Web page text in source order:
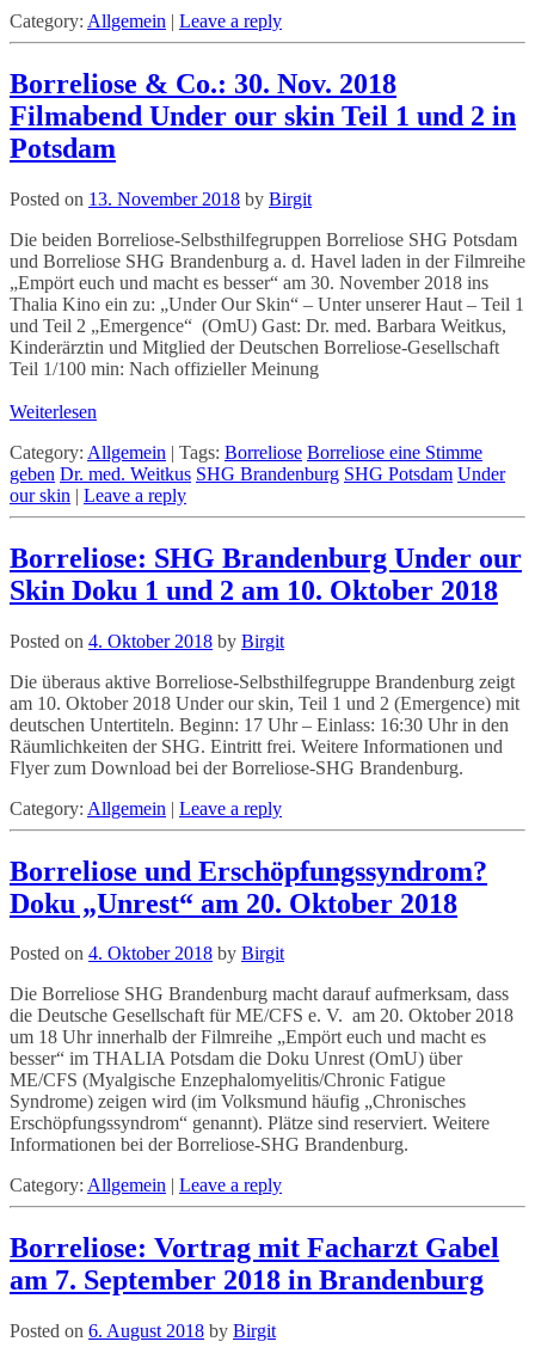
Category: Allgemein | Leave a reply
Borreliose & Co.: 30. Nov. 2018
Filmabend Under our skin Teil 1 und 2 in
Potsdam
Posted on 13. November 2018 by Birgit
Die beiden Borreliose-Selbsthilfegruppen Borreliose SHG Potsdam
und Borreliose SHG Brandenburg a. d. Havel laden in der Filmreihe
„Empört euch und macht es besser“ am 30. November 2018 ins
Thalia Kino ein zu: „Under Our Skin“ – Unter unserer Haut – Teil 1
und Teil 2 „Emergence“ (OmU) Gast: Dr. med. Barbara Weitkus,
Kinderärztin und Mitglied der Deutschen Borreliose-Gesellschaft
Teil 1/100 min: Nach offizieller Meinung
Weiterlesen
Category: Allgemein | Tags: Borreliose Borreliose eine Stimme
geben Dr. med. Weitkus SHG Brandenburg SHG Potsdam Under
our skin | Leave a reply
Borreliose: SHG Brandenburg Under our
Skin Doku 1 und 2 am 10. Oktober 2018
Posted on 4. Oktober 2018 by Birgit
Die überaus aktive Borreliose-Selbsthilfegruppe Brandenburg zeigt
am 10. Oktober 2018 Under our skin, Teil 1 und 2 (Emergence) mit
deutschen Untertiteln. Beginn: 17 Uhr – Einlass: 16:30 Uhr in den
Räumlichkeiten der SHG. Eintritt frei. Weitere Informationen und
Flyer zum Download bei der Borreliose-SHG Brandenburg.
Category: Allgemein | Leave a reply
Borreliose und Erschöpfungssyndrom?
Doku „Unrest“ am 20. Oktober 2018
Posted on 4. Oktober 2018 by Birgit
Die Borreliose SHG Brandenburg macht darauf aufmerksam, dass
die Deutsche Gesellschaft für ME/CFS e. V. am 20. Oktober 2018
um 18 Uhr innerhalb der Filmreihe „Empört euch und macht es
besser“ im THALIA Potsdam die Doku Unrest (OmU) über
ME/CFS (Myalgische Enzephalomyelitis/Chronic Fatigue
Syndrome) zeigen wird (im Volksmund häufig „Chronisches
Erschöpfungssyndrom“ genannt). Plätze sind reserviert. Weitere
Informationen bei der Borreliose-SHG Brandenburg.
Category: Allgemein Leave a reply
Borreliose: Vortrag mit Facharzt Gabel
am 7. September 2018 in Brandenburg
Posted on 6. August 2018 by Birgit